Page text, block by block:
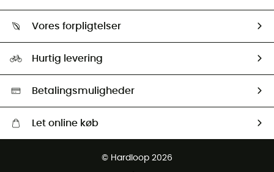
Returnering & Tilbagebetaling
Our ambassadors
Vores forpligtelser
Second hand
HardGreen Udvalg
Hurtig levering
Betalingsmuligheder
Let online køb
© Hardloop 2026